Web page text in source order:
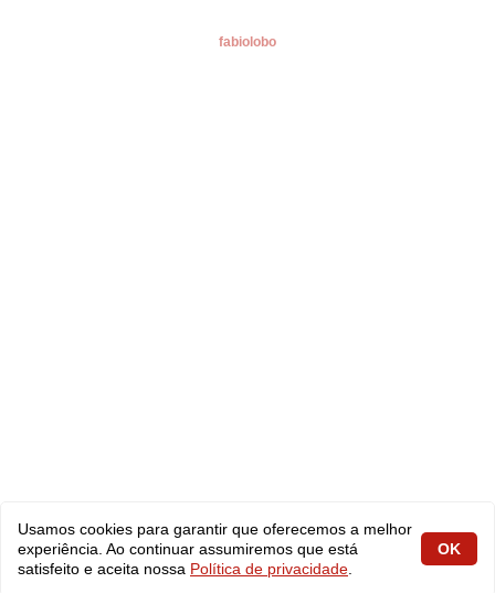
fabiolobo
Usamos cookies para garantir que oferecemos a melhor
experiência. Ao continuar assumiremos que está
satisfeito e aceita nossa Política de privacidade
OK